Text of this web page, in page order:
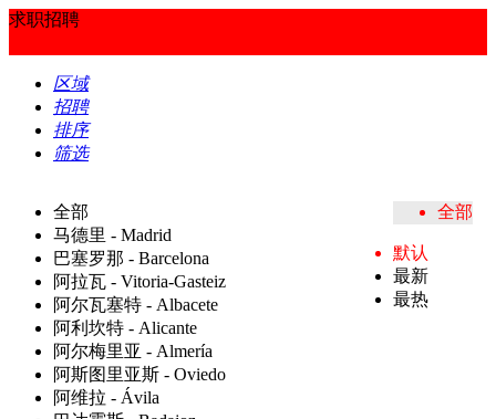
求职招聘
区域
招聘
排序
筛选
全部
马德里 - Madrid
巴塞罗那 - Barcelona
阿拉瓦 - Vitoria-Gasteiz
阿尔瓦塞特 - Albacete
阿利坎特 - Alicante
阿尔梅里亚 - Almería
阿斯图里亚斯 - Oviedo
阿维拉 - Ávila
全部
默认
最新
最热